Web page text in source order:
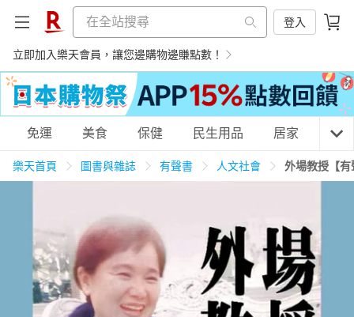
登入
立即加入樂天會員，讓您邊購物邊賺點數！
購物網分類
居家生活 3C家電 運動休閒 親子玩具
免運 美食 保健 民生用品 居家 3C
樂天首頁 圖書與雜誌 有聲書 人文社會 外場教授【有